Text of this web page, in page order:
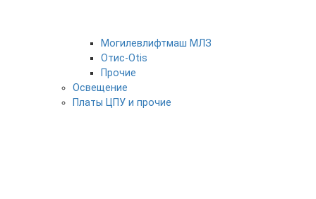
Могилевлифтмаш МЛЗ
Отис-Otis
Прочие
Освещение
Платы ЦПУ и прочие